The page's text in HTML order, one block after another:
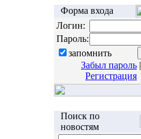
Форма входа
Логин:
Пароль:
запомнить
Забыл пароль |
Регистрация
Поиск по
новостям